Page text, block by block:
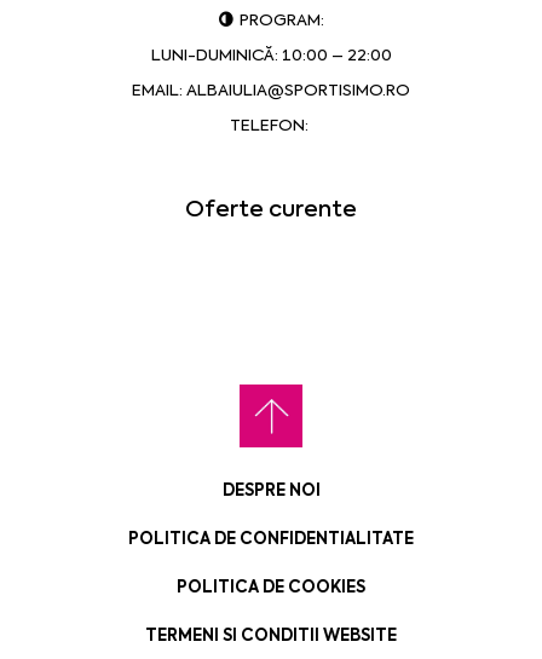
PROGRAM:
LUNI-DUMINICĂ: 10:00 – 22:00
EMAIL: ALBAIULIA@SPORTISIMO.RO
TELEFON:
Oferte curente
DESPRE NOI
POLITICA DE CONFIDENTIALITATE
POLITICA DE COOKIES
TERMENI SI CONDITII WEBSITE